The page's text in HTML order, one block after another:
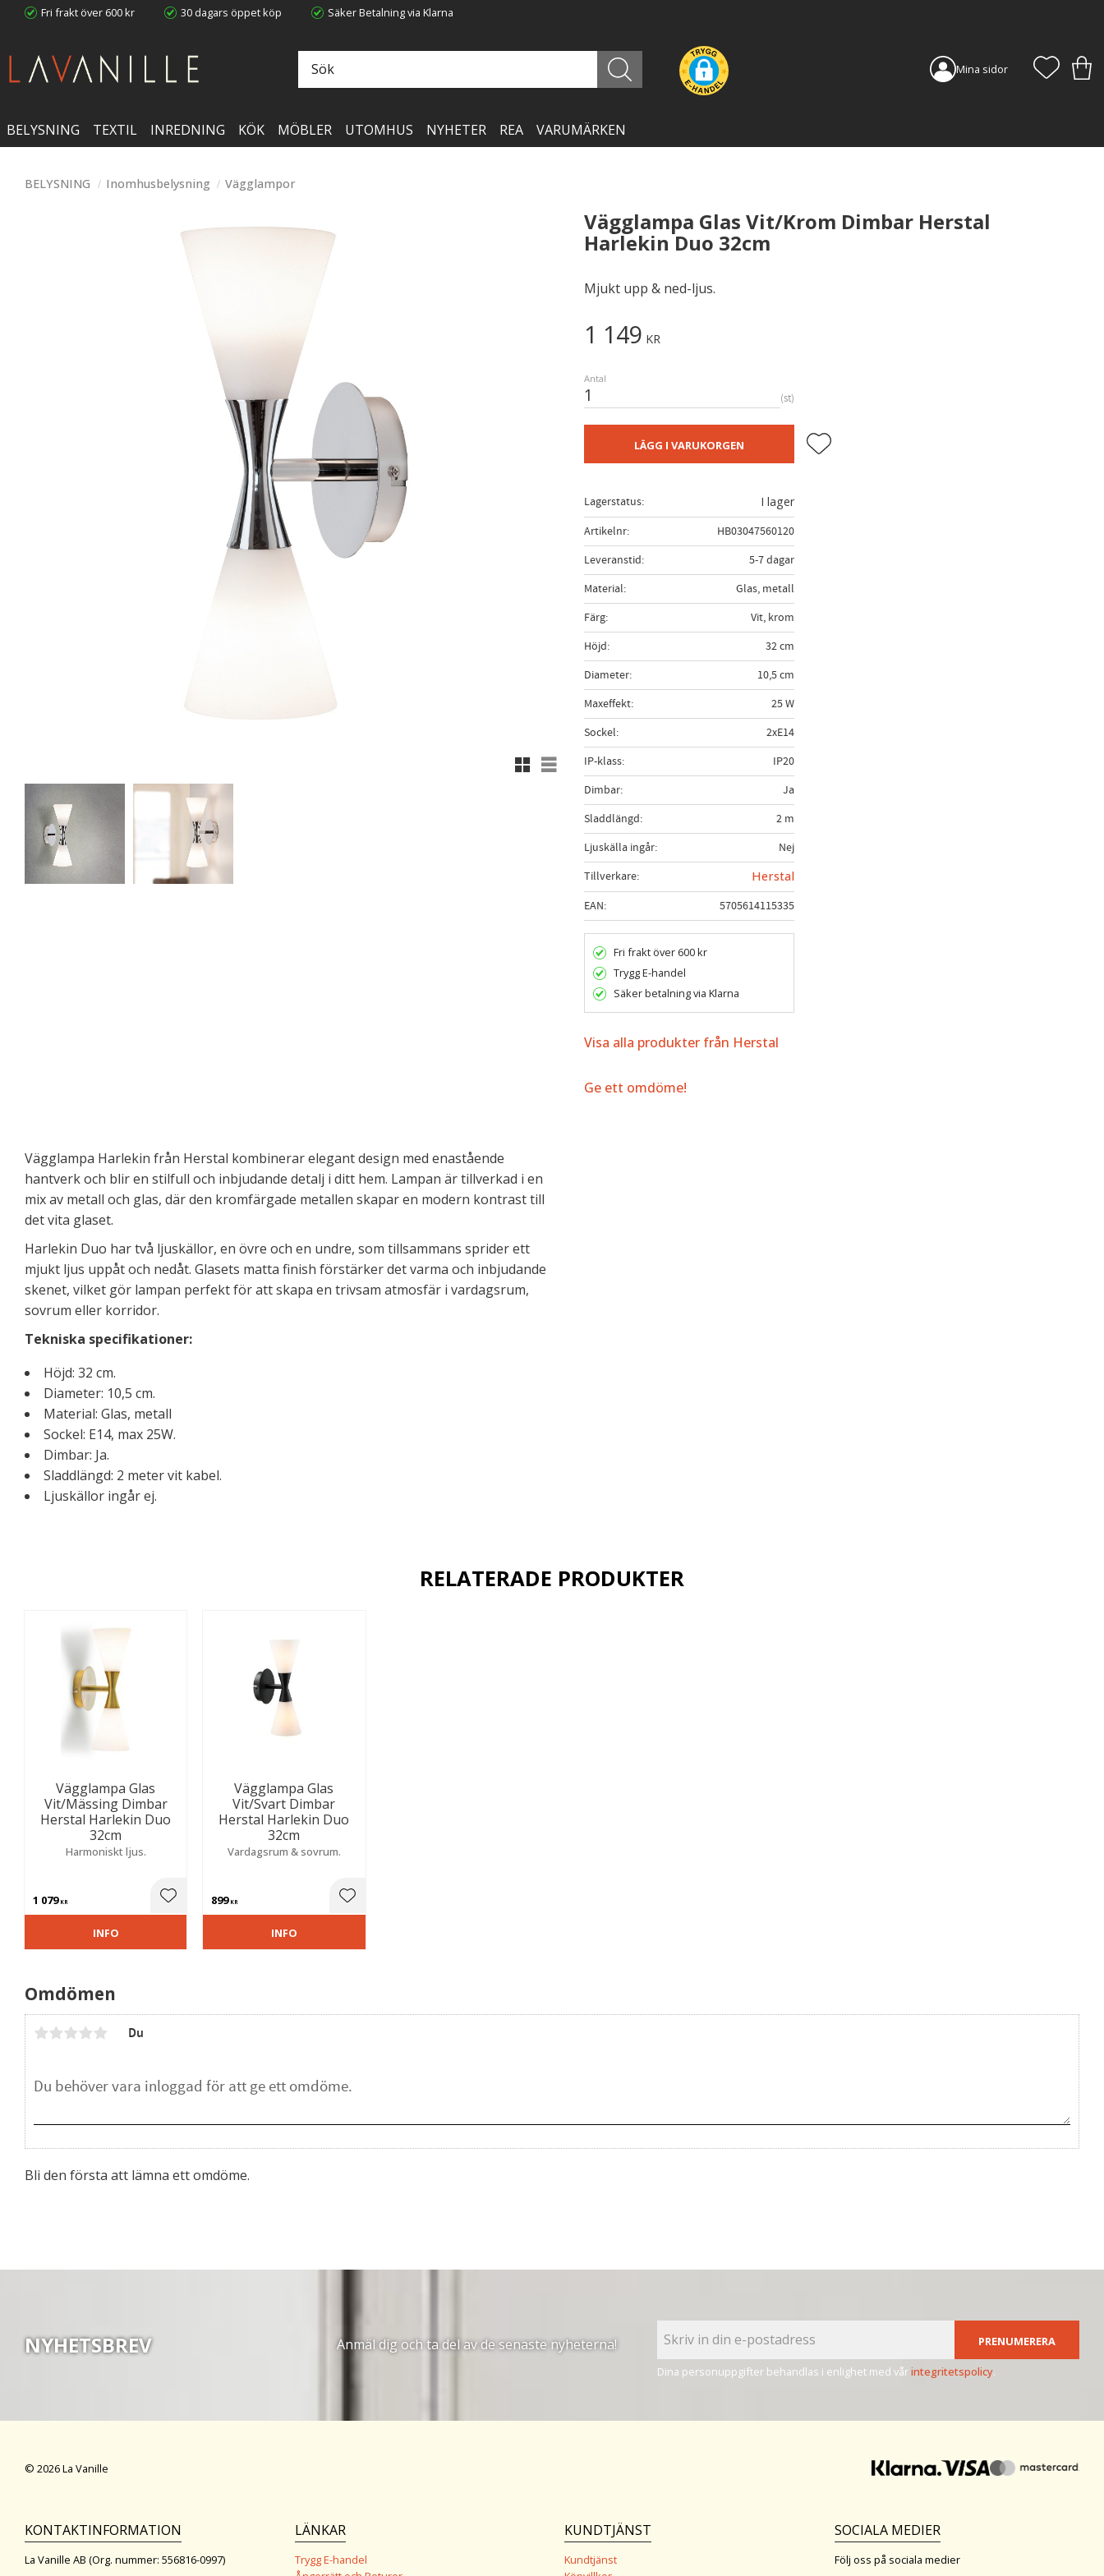
Fri frakt över 600 kr 30 dagars öppet köp Säker Betalning via Klarna
Mina sidor
BELYSNING TEXTIL INREDNING KÖK MÖBLER UTOMHUS NYHETER REA VARUMÄRKEN
BELYSNING Inomhusbelysning Vägglampor
Vägglampa Glas Vit/Krom Dimbar Herstal
Harlekin Duo 32cm
Mjukt upp & ned-ljus.
Rutnätsvy
Listvy
1 149 KR
Antal
st
LÄGG I VARUKORGEN Lägg till i favoriter
Lagerstatus
I lager
Artikelnr
HB03047560120
Leveranstid
5-7 dagar
Material
Glas, metall
Färg
Vit, krom
Höjd
32 cm
Diameter
10,5 cm
Maxeffekt
25 W
Sockel
2xE14
IP-klass
IP20
Dimbar
Ja
Sladdlängd
2 m
Ljuskälla ingår
Nej
Tillverkare
Herstal
EAN
5705614115335
Fri frakt över 600 kr
Trygg E-handel
Säker betalning via Klarna
Visa alla produkter från Herstal
Ge ett omdöme!
Vägglampa Harlekin från Herstal kombinerar elegant design med enastående
hantverk och blir en stilfull och inbjudande detalj i ditt hem. Lampan är tillverkad i en
mix av metall och glas, där den kromfärgade metallen skapar en modern kontrast till
det vita glaset.
Harlekin Duo har två ljuskällor, en övre och en undre, som tillsammans sprider ett
mjukt ljus uppåt och nedåt. Glasets matta finish förstärker det varma och inbjudande
skenet, vilket gör lampan perfekt för att skapa en trivsam atmosfär i vardagsrum,
sovrum eller korridor.
Tekniska specifikationer:
Höjd: 32 cm.
Diameter: 10,5 cm.
Material: Glas, metall
Sockel: E14, max 25W.
Dimbar: Ja.
Sladdlängd: 2 meter vit kabel.
Ljuskällor ingår ej.
Omdömen
Du
Bli den första att lämna ett omdöme.
RELATERADE PRODUKTER
Vägglampa Glas
Vit/Mässing Dimbar
Herstal Harlekin Duo
32cm
Harmoniskt ljus.
1 079KR Lägg till i favoriter
INFO
Vägglampa Glas
Vit/Svart Dimbar
Herstal Harlekin Duo
32cm
Vardagsrum & sovrum.
899KR Lägg till i favoriter
INFO
NYHETSBREV Anmäl dig och ta del av de senaste nyheterna! PRENUMERERA
Dina personuppgifter behandlas i enlighet med vårintegritetspolicy.
© 2026 La Vanille
KONTAKTINFORMATION
La Vanille AB (Org. nummer: 556816-0997)
LÄNKAR
Trygg E-handel
KUNDTJÄNST
Kundtjänst
SOCIALA MEDIER
Följ oss på sociala medier